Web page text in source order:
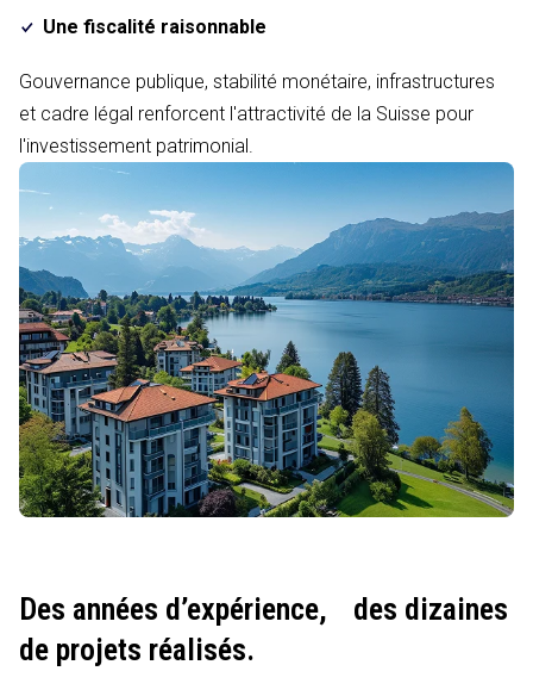
Une fiscalité raisonnable
Gouvernance publique, stabilité monétaire, infrastructures
et cadre légal renforcent l'attractivité de la Suisse pour
l'investissement patrimonial.
Des années d’expérience,
des dizaines
de projets réalisés.